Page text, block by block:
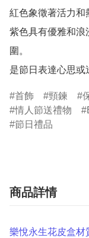
紅色象徵著活力和
紫色具有優雅和浪
圍。
是節日表達心思或
首飾 頸鍊
情人節送禮物
節日禮品
商品詳情
樂悅永生花皮盒材